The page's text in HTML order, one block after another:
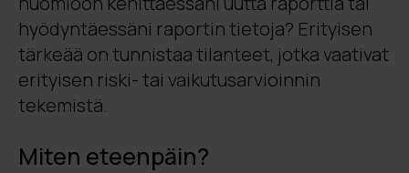
hyödyntäessäni raportin tietoja? Erityisen
tärkeää on tunnistaa tilanteet, jotka vaativat
erityisen riski- tai vaikutusarvioinnin
tekemistä.
Miten eteenpäin?